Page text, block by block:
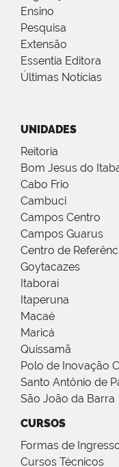
Ensino
Pesquisa
Extensão
Essentia Editora
Últimas Notícias
UNIDADES
Reitoria
Bom Jesus do
Cabo Frio
Cambuci
Campos Centro
Campos Guarus
Centro de
Goytacazes
Itaboraí
Itaperuna
Macaé
Maricá
Quissamã
Polo de Inovação
Santo Antônio de
São João da Barra
CURSOS
Formas de
Cursos Técnicos